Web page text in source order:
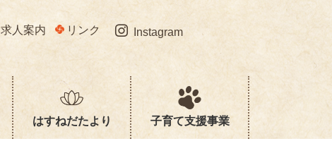
求人案内 リンク Instagram
はすねだたより 子育て支援事業